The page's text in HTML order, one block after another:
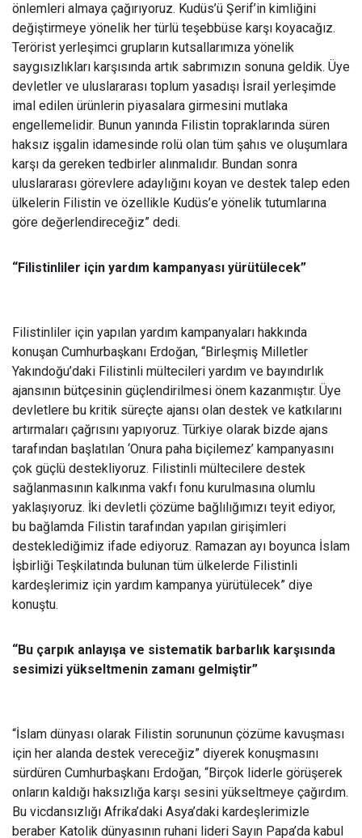
önlemleri almaya çağırıyoruz. Kudüs’ü Şerif’in kimliğini
değiştirmeye yönelik her türlü teşebbüse karşı koyacağız.
Terörist yerleşimci grupların kutsallarımıza yönelik
saygısızlıkları karşısında artık sabrımızın sonuna geldik. Üye
devletler ve uluslararası toplum yasadışı İsrail yerleşimde
imal edilen ürünlerin piyasalara girmesini mutlaka
engellemelidir. Bunun yanında Filistin topraklarında süren
haksız işgalin idamesinde rolü olan tüm şahıs ve oluşumlara
karşı da gereken tedbirler alınmalıdır. Bundan sonra
uluslararası görevlere adaylığını koyan ve destek talep eden
ülkelerin Filistin ve özellikle Kudüs’e yönelik tutumlarına
göre değerlendireceğiz” dedi.
“Filistinliler için yardım kampanyası yürütülecek”
Filistinliler için yapılan yardım kampanyaları hakkında
konuşan Cumhurbaşkanı Erdoğan, “Birleşmiş Milletler
Yakındoğu’daki Filistinli mültecileri yardım ve bayındırlık
ajansının bütçesinin güçlendirilmesi önem kazanmıştır. Üye
devletlere bu kritik süreçte ajansı olan destek ve katkılarını
artırmaları çağrısını yapıyoruz. Türkiye olarak bizde ajans
tarafından başlatılan ‘Onura paha biçilemez’ kampanyasını
çok güçlü destekliyoruz. Filistinli mültecilere destek
sağlanmasının kalkınma vakfı fonu kurulmasına olumlu
yaklaşıyoruz. İki devletli çözüme bağlılığımızı teyit ediyor,
bu bağlamda Filistin tarafından yapılan girişimleri
desteklediğimiz ifade ediyoruz. Ramazan ayı boyunca İslam
İşbirliği Teşkilatında bulunan tüm ülkelerde Filistinli
kardeşlerimiz için yardım kampanya yürütülecek” diye
konuştu.
“Bu çarpık anlayışa ve sistematik barbarlık karşısında
sesimizi yükseltmenin zamanı gelmiştir”
“İslam dünyası olarak Filistin sorununun çözüme kavuşması
için her alanda destek vereceğiz” diyerek konuşmasını
sürdüren Cumhurbaşkanı Erdoğan, “Birçok liderle görüşerek
onların kaldığı haksızlığa karşı sesini yükseltmeye çağırdım.
Bu vicdansızlığı Afrika’daki Asya’daki kardeşlerimizle
beraber Katolik dünyasının ruhani lideri Sayın Papa’da kabul